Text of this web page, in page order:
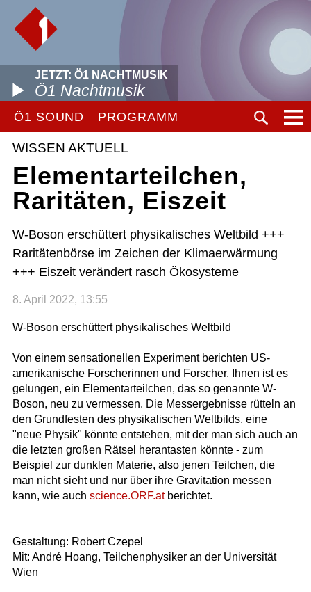
JETZT: Ö1 NACHTMUSIK
Ö1 Nachtmusik
Ö1 SOUND PROGRAMM
WISSEN AKTUELL
Elementarteilchen,
Raritäten, Eiszeit
W-Boson erschüttert physikalisches Weltbild +++
Raritätenbörse im Zeichen der Klimaerwärmung
+++ Eiszeit verändert rasch Ökosysteme
8. April 2022, 13:55
W-Boson erschüttert physikalisches Weltbild
Von einem sensationellen Experiment berichten US-
amerikanische Forscherinnen und Forscher. Ihnen ist es
gelungen, ein Elementarteilchen, das so genannte W-
Boson, neu zu vermessen. Die Messergebnisse rütteln an
den Grundfesten des physikalischen Weltbilds, eine
"neue Physik" könnte entstehen, mit der man sich auch an
die letzten großen Rätsel herantasten könnte - zum
Beispiel zur dunklen Materie, also jenen Teilchen, die
man nicht sieht und nur über ihre Gravitation messen
kann, wie auch science.ORF.atberichtet.
Gestaltung: Robert Czepel
Mit: André Hoang, Teilchenphysiker an der Universität
Wien